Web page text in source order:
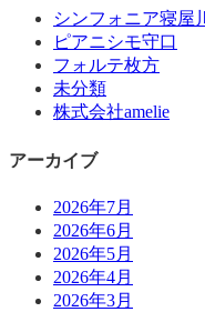
シンフォニア寝屋川
ピアニシモ守口
フォルテ枚方
未分類
株式会社amelie
アーカイブ
2026年7月
2026年6月
2026年5月
2026年4月
2026年3月